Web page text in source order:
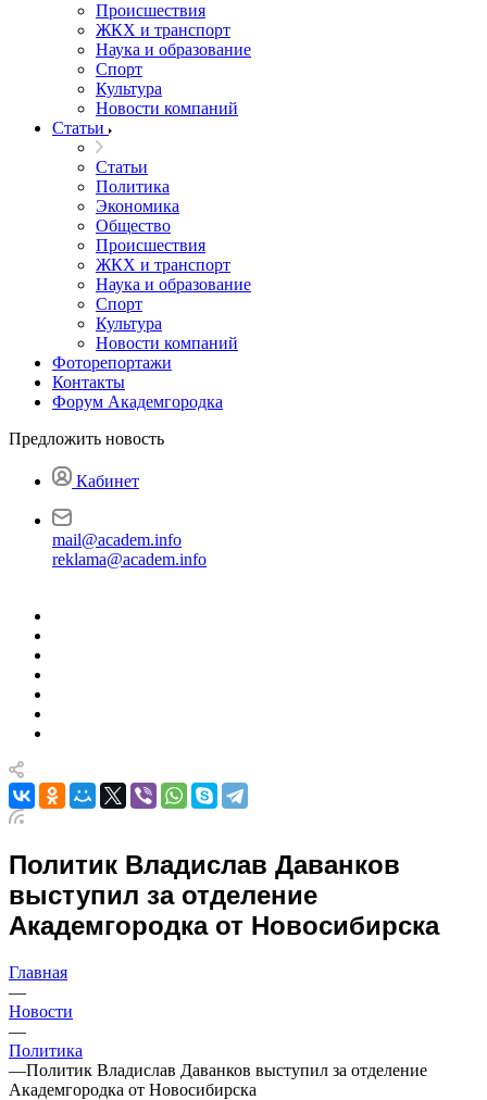
Происшествия
ЖКХ и транспорт
Наука и образование
Спорт
Культура
Новости компаний
Статьи
Статьи
Политика
Экономика
Общество
Происшествия
ЖКХ и транспорт
Наука и образование
Спорт
Культура
Новости компаний
Фоторепортажи
Контакты
Форум Академгородка
Предложить новость
Кабинет
mail@academ.info
reklama@academ.info
Политик Владислав Даванков
выступил за отделение
Академгородка от Новосибирска
Главная
—
Новости
—
Политика
—Политик Владислав Даванков выступил за отделение
Академгородка от Новосибирска